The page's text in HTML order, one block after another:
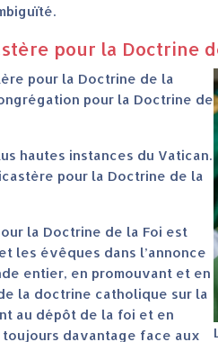
pour la Doctrine
pour la Doctrine de la
pour la Doctrine de
hautes instances du Vatican.
pour la Doctrine de la
la Doctrine de la Foi est
les évêques dans l’annonce
entier, en promouvant et en
la doctrine catholique sur la
au dépôt de la foi et en
toujours davantage face aux